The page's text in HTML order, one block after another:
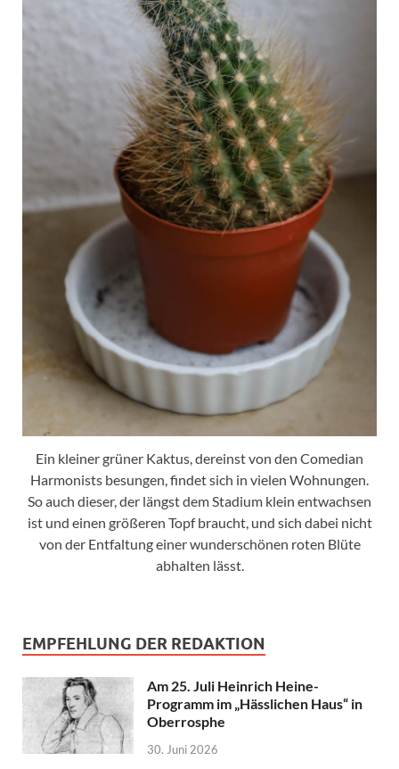
Ein kleiner grüner Kaktus, dereinst von den Comedian
Harmonists besungen, findet sich in vielen Wohnungen.
So auch dieser, der längst dem Stadium klein entwachsen
ist und einen größeren Topf braucht, und sich dabei nicht
von der Entfaltung einer wunderschönen roten Blüte
abhalten lässt.
EMPFEHLUNG DER REDAKTION
Am 25. Juli Heinrich Heine-
Programm im „Hässlichen Haus“ in
Oberrosphe
30. Juni 2026